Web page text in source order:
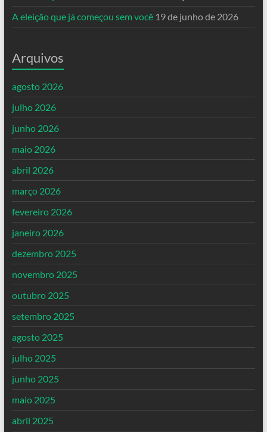
A eleição que já começou sem você 19 de junho de 2026
Arquivos
agosto 2026
julho 2026
junho 2026
maio 2026
abril 2026
março 2026
fevereiro 2026
janeiro 2026
dezembro 2025
novembro 2025
outubro 2025
setembro 2025
agosto 2025
julho 2025
junho 2025
maio 2025
abril 2025